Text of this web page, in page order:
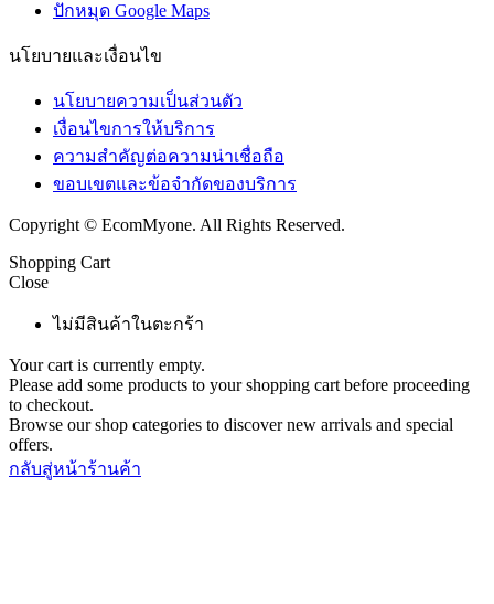
ปักหมุด Google Maps
นโยบายและเงื่อนไข
นโยบายความเป็นส่วนตัว
เงื่อนไขการให้บริการ
ความสำคัญต่อความน่าเชื่อถือ
ขอบเขตและข้อจำกัดของบริการ
Copyright © EcomMyone. All Rights Reserved.
Shopping Cart
Close
ไม่มีสินค้าในตะกร้า
Your cart is currently empty.
Please add some products to your shopping cart before proceeding
to checkout.
Browse our shop categories to discover new arrivals and special
offers.
กลับสู่หน้าร้านค้า